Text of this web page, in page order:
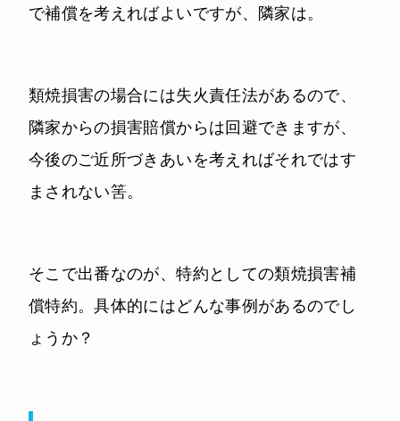
で補償を考えればよいですが、隣家は。
類焼損害の場合には失火責任法があるので、
隣家からの損害賠償からは回避できますが、
今後のご近所づきあいを考えればそれではす
まされない筈。
そこで出番なのが、特約としての類焼損害補
償特約。具体的にはどんな事例があるのでし
ょうか？